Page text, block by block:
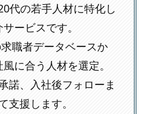
代の若手人材に特化し
ービスです。
職者データベースか
に合う人材を選定。
諾、入社後フォローま
支援します。